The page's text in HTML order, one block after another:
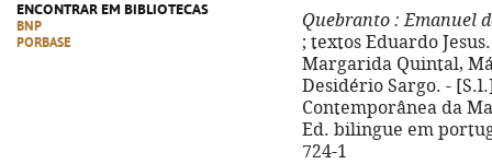
ENCONTRAR EM BIBLIOTECAS
BNP
PORBASE
Quebranto : Emanuel
; textos Eduardo
Margarida Quintal,
Desidério Sargo. -
Contemporânea da
Ed. bilingue em
724-1